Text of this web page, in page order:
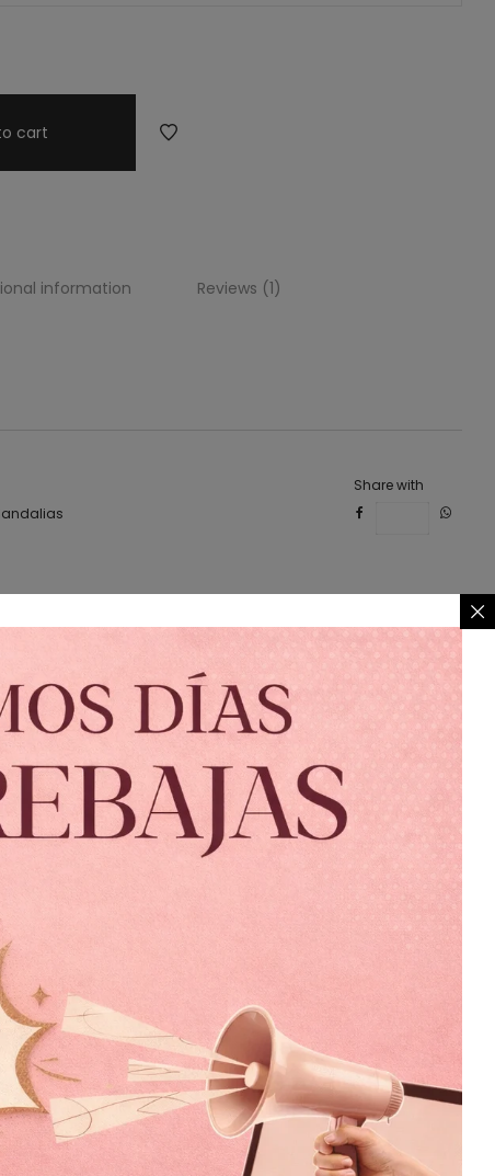
cart
information Reviews (1)
Share with
Yucatan Oro
$599.00 $99.00